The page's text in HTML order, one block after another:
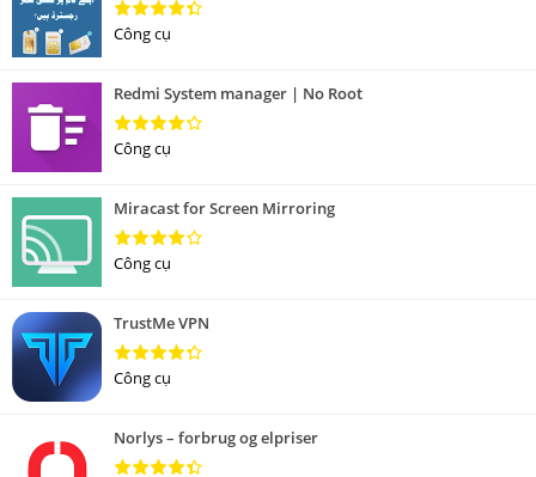
Công cụ
Redmi System manager | No Root
Công cụ
Miracast for Screen Mirroring
Công cụ
TrustMe VPN
Công cụ
Norlys – forbrug og elpriser